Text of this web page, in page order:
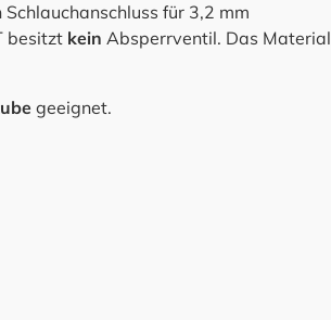
Schlauchanschluss für 3,2 mm
besitzt kein Absperrventil. Das Material
geeignet.